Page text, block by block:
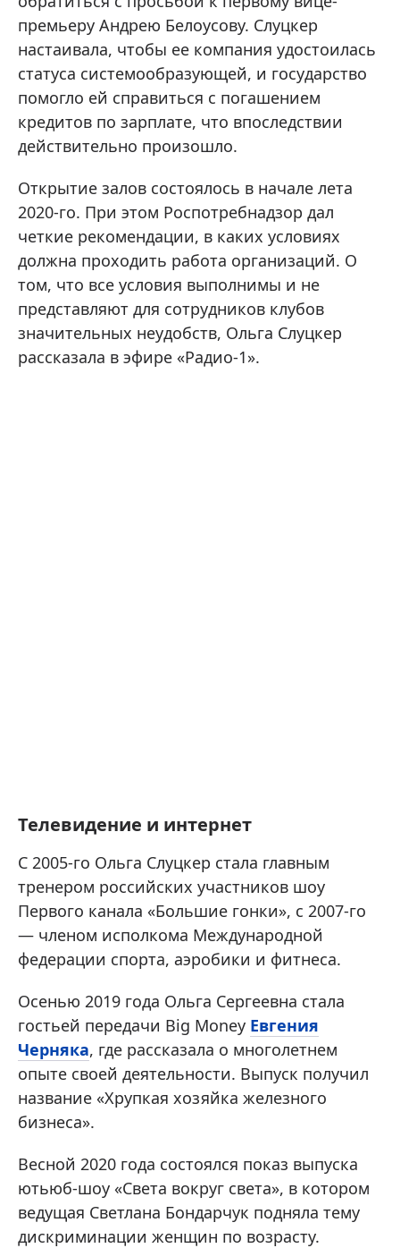
премьеру Андрею Белоусову. Слуцкер
настаивала, чтобы ее компания удостоилась
статуса системообразующей, и государство
помогло ей справиться с погашением
кредитов по зарплате, что впоследствии
действительно произошло.
Открытие залов состоялось в начале лета
2020-го. При этом Роспотребнадзор дал
четкие рекомендации, в каких условиях
должна проходить работа организаций. О
том, что все условия выполнимы и не
представляют для сотрудников клубов
значительных неудобств, Ольга Слуцкер
рассказала в эфире «Радио-1».
Телевидение и интернет
С 2005-го Ольга Слуцкер стала главным
тренером российских участников шоу
Первого канала «Большие гонки», с 2007-го
— членом исполкома Международной
федерации спорта, аэробики и фитнеса.
Осенью 2019 года Ольга Сергеевна стала
гостьей передачи Big Money Евгения
Черняка, где рассказала о многолетнем
опыте своей деятельности. Выпуск получил
название «Хрупкая хозяйка железного
бизнеса».
Весной 2020 года состоялся показ выпуска
ютьюб-шоу «Света вокруг света», в котором
ведущая Светлана Бондарчук подняла тему
дискриминации женщин по возрасту.